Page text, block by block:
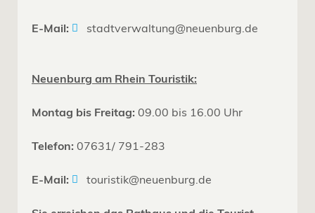
E-Mail: stadtverwaltung@neuenburg.de
Neuenburg am Rhein Touristik:
Montag bis Freitag: 09.00 bis 16.00 Uhr
Telefon: 07631/ 791-283
E-Mail: touristik@neuenburg.de